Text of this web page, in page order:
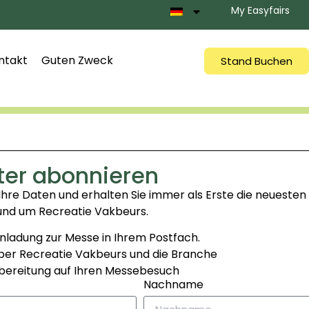
My Easyfairs
Guten Zweck Stand Buchen
abonnieren
Daten und erhalten Sie immer als Erste die neuesten
um Recreatie Vakbeurs.
zur Messe in Ihrem Postfach.
Recreatie Vakbeurs und die Branche
auf Ihren Messebesuch
Nachname